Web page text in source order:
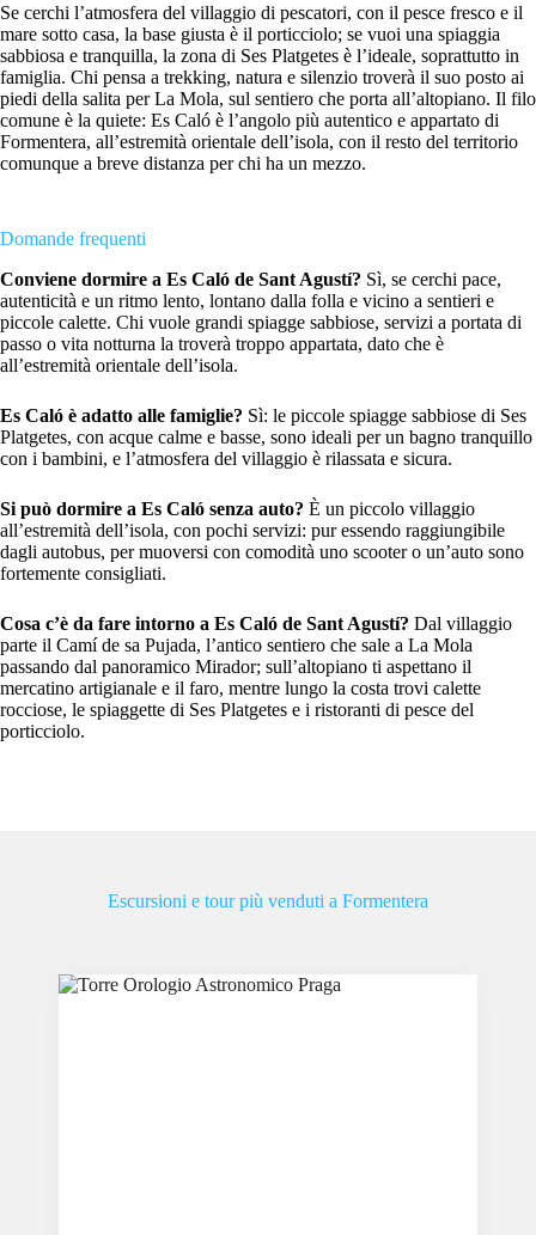
Se cerchi l’atmosfera del villaggio di pescatori, con il pesce fresco e il
mare sotto casa, la base giusta è il porticciolo; se vuoi una spiaggia
sabbiosa e tranquilla, la zona di Ses Platgetes è l’ideale, soprattutto in
famiglia. Chi pensa a trekking, natura e silenzio troverà il suo posto ai
piedi della salita per La Mola, sul sentiero che porta all’altopiano. Il filo
comune è la quiete: Es Caló è l’angolo più autentico e appartato di
Formentera, all’estremità orientale dell’isola, con il resto del territorio
comunque a breve distanza per chi ha un mezzo.
Domande frequenti
Conviene dormire a Es Caló de Sant Agustí? Sì, se cerchi pace,
autenticità e un ritmo lento, lontano dalla folla e vicino a sentieri e
piccole calette. Chi vuole grandi spiagge sabbiose, servizi a portata di
passo o vita notturna la troverà troppo appartata, dato che è
all’estremità orientale dell’isola.
Es Caló è adatto alle famiglie? Sì: le piccole spiagge sabbiose di Ses
Platgetes, con acque calme e basse, sono ideali per un bagno tranquillo
con i bambini, e l’atmosfera del villaggio è rilassata e sicura.
Si può dormire a Es Caló senza auto? È un piccolo villaggio
all’estremità dell’isola, con pochi servizi: pur essendo raggiungibile
dagli autobus, per muoversi con comodità uno scooter o un’auto sono
fortemente consigliati.
Cosa c’è da fare intorno a Es Caló de Sant Agustí? Dal villaggio
parte il Camí de sa Pujada, l’antico sentiero che sale a La Mola
passando dal panoramico Mirador; sull’altopiano ti aspettano il
mercatino artigianale e il faro, mentre lungo la costa trovi calette
rocciose, le spiaggette di Ses Platgetes e i ristoranti di pesce del
porticciolo.
Escursioni e tour più venduti a Formentera